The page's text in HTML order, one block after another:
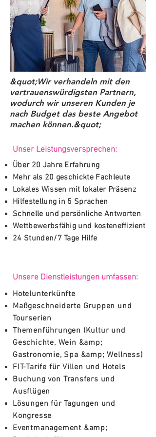
&quot;Wir verhandeln mit den
vertrauenswürdigsten Partnern,
wodurch wir unseren Kunden je
nach Budget das beste Angebot
machen können.&quot;
Unser Leistungsversprechen:
Über 20 Jahre Erfahrung
Mehr als 20 geschickte Fachleute
Lokales Wissen mit lokaler Präsenz
Hilfestellung in 5 Sprachen
Schnelle und persönliche Antworten
Wettbewerbsfähig und kosteneffizient
24 Stunden/7 Tage Hilfe
Unsere Dienstleistungen umfassen:
Hotelunterkünfte
Maßgeschneiderte Gruppen und
Tourserien
Themenführungen (Kultur und
Geschichte, Wein &amp;
Gastronomie, Spa &amp; Wellness)
FIT-Tarife für Villen und Hotels
Buchung von Transfers und
Ausflügen
Lösungen für Tagungen und
Kongresse
Eventmanagement &amp;